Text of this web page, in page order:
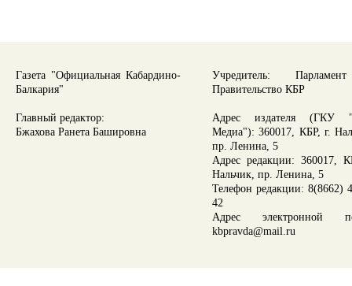
Газета "Официальная Кабардино-
Балкария"
Главный редактор:
Бжахова Ранета Башировна
Учредитель:
Правительство КБР
Адрес издателя (ГКУ
Медиа"): 360017, КБР, г.
пр. Ленина, 5
Адрес редакции: 360017,
Нальчик, пр. Ленина, 5
Телефон редакции: 8(8662)
42
Адрес электронной
kbpravda@mail.ru